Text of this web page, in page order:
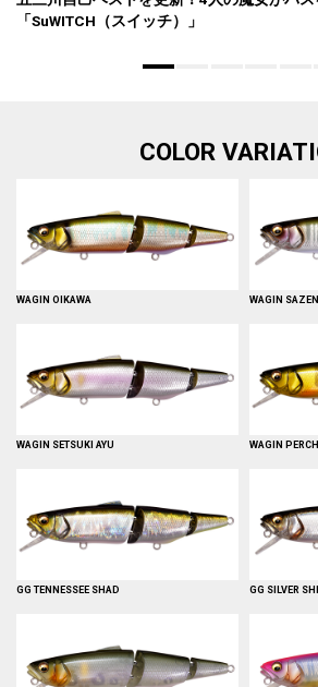
「SuWITCH（スイッチ）」
COLOR
WAGIN OIKAWA WAGIN
WAGIN SETSUKI AYU WAGIN PERCH
GG TENNESSEE SHAD GG SILVER